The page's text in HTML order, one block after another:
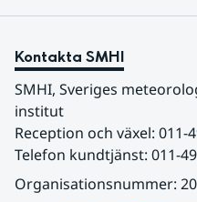
Kontakta SMHI
SMHI, Sveriges
institut
Reception och växel: 011-
Telefon kundtjänst: 011-
Organisationsnummer: